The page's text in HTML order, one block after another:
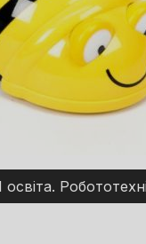
освіта.